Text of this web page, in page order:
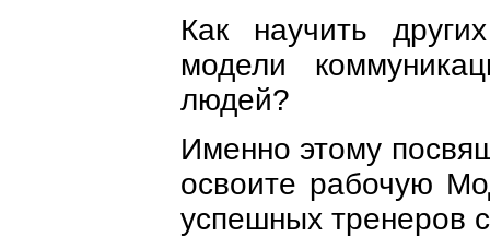
Как научить
модели
людей?
Именно этому
освоите рабочую
успешных тренеров